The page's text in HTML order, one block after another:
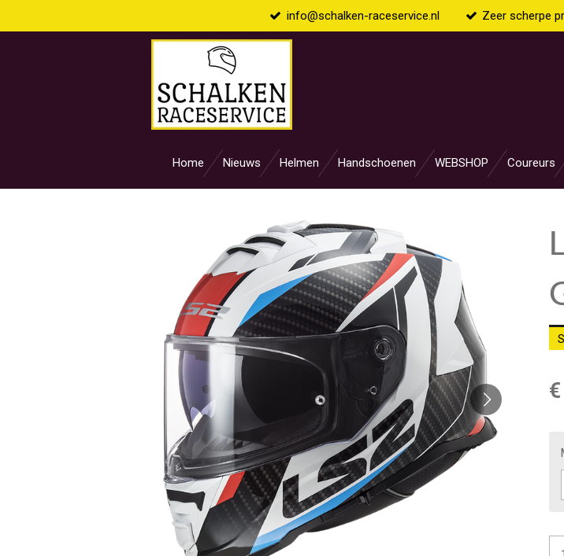
info@schalken-raceservice.nl Zeer scherpe
Home Nieuws Helmen Handschoenen WEBSHOP Coureurs